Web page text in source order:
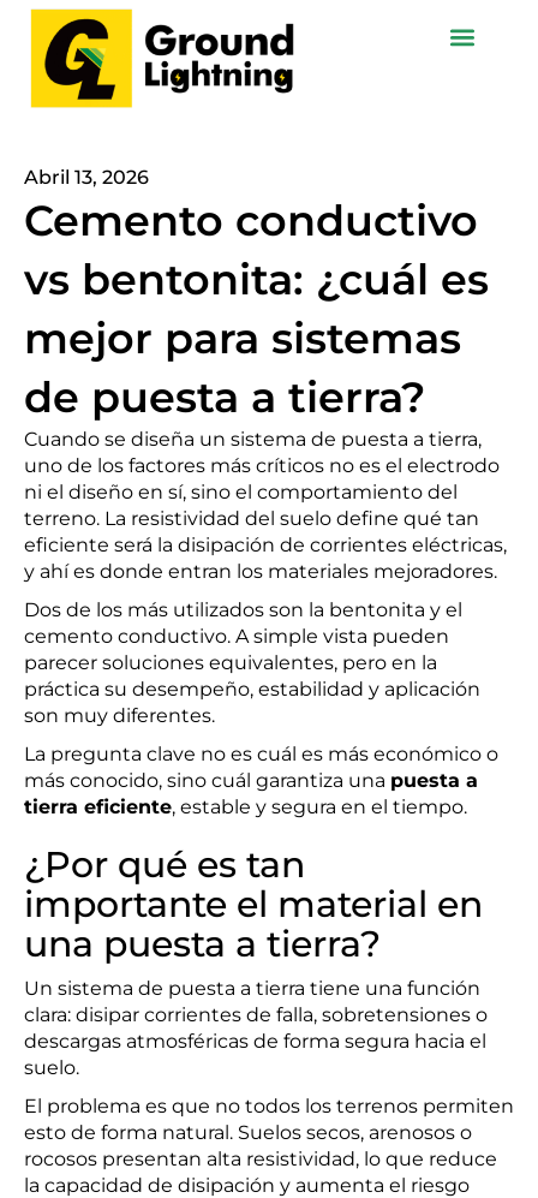
contenido
Abril 13, 2026
Cemento conductivo
vs bentonita: ¿cuál es
mejor para sistemas
de puesta a tierra?
Cuando se diseña un sistema de puesta a tierra,
uno de los factores más críticos no es el electrodo
ni el diseño en sí, sino el comportamiento del
terreno. La resistividad del suelo define qué tan
eficiente será la disipación de corrientes eléctricas,
y ahí es donde entran los materiales mejoradores.
Dos de los más utilizados son la bentonita y el
cemento conductivo. A simple vista pueden
parecer soluciones equivalentes, pero en la
práctica su desempeño, estabilidad y aplicación
son muy diferentes.
La pregunta clave no es cuál es más económico o
más conocido, sino cuál garantiza una puesta a
tierra eficiente, estable y segura en el tiempo.
¿Por qué es tan
importante el material en
una puesta a tierra?
Un sistema de puesta a tierra tiene una función
clara: disipar corrientes de falla, sobretensiones o
descargas atmosféricas de forma segura hacia el
suelo.
El problema es que no todos los terrenos permiten
esto de forma natural. Suelos secos, arenosos o
rocosos presentan alta resistividad, lo que reduce
la capacidad de disipación y aumenta el riesgo